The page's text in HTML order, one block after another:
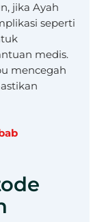
jika Ayah
seperti
medis.
mencegah